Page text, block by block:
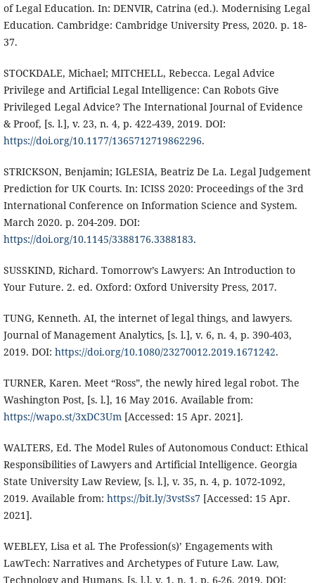
of Legal Education. In: DENVIR, Catrina (ed.). Modernising Legal
Education. Cambridge: Cambridge University Press, 2020. p. 18-
37.
STOCKDALE, Michael; MITCHELL, Rebecca. Legal Advice
Privilege and Artificial Legal Intelligence: Can Robots Give
Privileged Legal Advice? The International Journal of Evidence
& Proof, [s. l.], v. 23, n. 4, p. 422-439, 2019. DOI:
https://doi.org/10.1177/1365712719862296.
STRICKSON, Benjamin; IGLESIA, Beatriz De La. Legal Judgement
Prediction for UK Courts. In: ICISS 2020: Proceedings of the 3rd
International Conference on Information Science and System.
March 2020. p. 204-209. DOI:
https://doi.org/10.1145/3388176.3388183.
SUSSKIND, Richard. Tomorrow’s Lawyers: An Introduction to
Your Future. 2. ed. Oxford: Oxford University Press, 2017.
TUNG, Kenneth. AI, the internet of legal things, and lawyers.
Journal of Management Analytics, [s. l.], v. 6, n. 4, p. 390-403,
2019. DOI: https://doi.org/10.1080/23270012.2019.1671242.
TURNER, Karen. Meet “Ross”, the newly hired legal robot. The
Washington Post, [s. l.], 16 May 2016. Available from:
https://wapo.st/3xDC3Um[Accessed: 15 Apr. 2021].
WALTERS, Ed. The Model Rules of Autonomous Conduct: Ethical
Responsibilities of Lawyers and Artificial Intelligence. Georgia
State University Law Review, [s. l.], v. 35, n. 4, p. 1072-1092,
2019. Available from: https://bit.ly/3vstSs7 [Accessed: 15 Apr.
2021].
WEBLEY, Lisa et al. The Profession(s)’ Engagements with
LawTech: Narratives and Archetypes of Future Law. Law,
Technology and Humans, [s. l.], v. 1, n. 1, p. 6-26, 2019. DOI: